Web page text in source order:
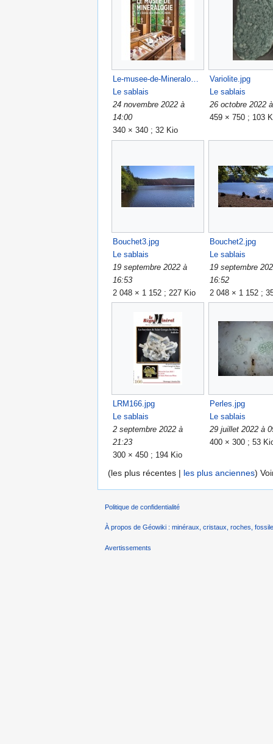
Le-musee-de-Mineralogie-de-l-Ecole-des-Mines-de-Paris.jpg
Le sablais
24 novembre 2022 à
14:00
340 × 340 ; 32 Kio
Variolite.jpg
Le sablais
26 octobre 2022
459 × 750 ; 103
Bouchet3.jpg
Le sablais
19 septembre 2022 à
16:53
2 048 × 1 152 ; 227 Kio
Bouchet2.jpg
Le sablais
19 septembre
16:52
2 048 × 1 152 ;
LRM166.jpg
Le sablais
2 septembre 2022 à
21:23
300 × 450 ; 194 Kio
Perles.jpg
Le sablais
29 juillet 2022 à
400 × 300 ; 53
(les plus récentes | les plus anciennes)
Politique de confidentialité
À propos de Géowiki : minéraux, cristaux, roches,
Avertissements